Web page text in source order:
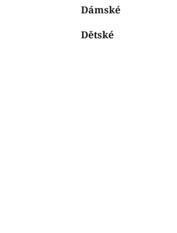
Dámské
Dětské